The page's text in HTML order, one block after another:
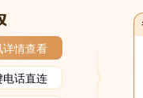
详情查看
电话直连